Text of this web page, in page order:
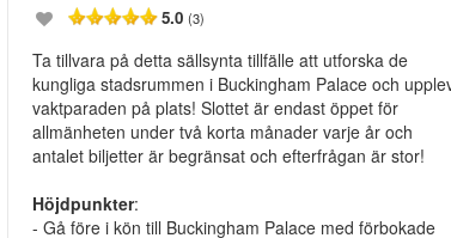
5.0(3)
Ta tillvara på detta sällsynta tillfälle att utforska de
kungliga stadsrummen i Buckingham Palace och
vaktparaden på plats! Slottet är endast öppet för
allmänheten under två korta månader varje år och
antalet biljetter är begränsat och efterfrågan är stor!
Höjdpunkter:
- Gå före i kön till Buckingham Palace med förbokade